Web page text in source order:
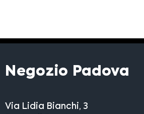
Negozio Padova
Via Lidia Bianchi, 3